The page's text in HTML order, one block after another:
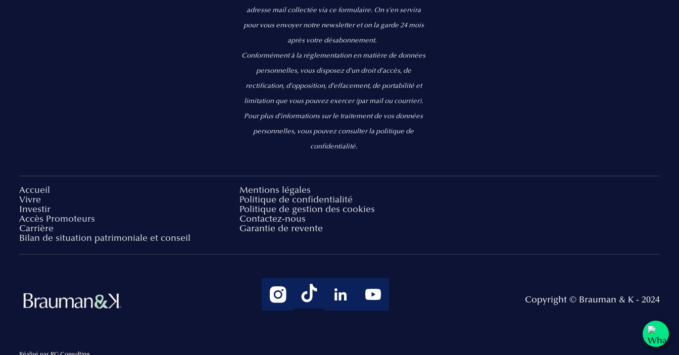
adresse mail collectée via ce formulaire. On s’en servira
pour vous envoyer notre newsletter et on la garde 24 mois
après votre désabonnement.
Conformément à la réglementation en matière de données
personnelles, vous disposez d'un droit d'accès, de
rectification, d’opposition, d’effacement, de portabilité et
limitation que vous pouvez exercer(par mail ou courrier).
Pour plus d’informations sur le traitement de vos données
personnelles, vous pouvez consulter la politique de
confidentialité.
Accueil
Vivre
Investir
Accès Promoteurs
Carrière
Bilan de situation patrimoniale et conseil
Mentions légales
Politique de confidentialité
Politique de gestion des cookies
Contactez-nous
Garantie de revente
Copyright © Brauman & K - 2024